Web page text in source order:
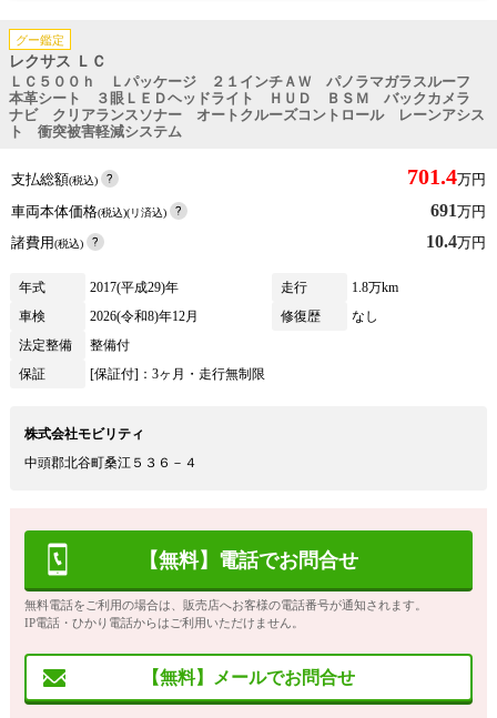
グー鑑定
レクサス ＬＣ
ＬＣ５００ｈ Ｌパッケージ ２１インチＡＷ パノラマガラスルーフ
本革シート ３眼ＬＥＤヘッドライト ＨＵＤ ＢＳＭ バックカメラ
ナビ クリアランスソナー オートクルーズコントロール レーンアシス
ト 衝突被害軽減システム
支払総額(税込) 701.4万円
車両本体価格(税込)(リ済込) 691万円
諸費用(税込) 10.4万円
年式 2017(平成29)年 走行
1.8万km
車検
2026(令和8)年12月 修復歴
なし
法定整備
整備付
保証
[保証付]：3ヶ月・走行無制限
株式会社モビリティ
中頭郡北谷町桑江５３６－４
【無料】電話でお問合せ
無料電話をご利用の場合は、販売店へお客様の電話番号が通知されます。
IP電話・ひかり電話からはご利用いただけません。
【無料】メールでお問合せ